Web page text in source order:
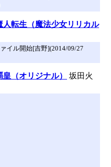
転生（魔法少女リリカル
イル開始[吉野](2014/09/27
（オリジナル）
坂田火